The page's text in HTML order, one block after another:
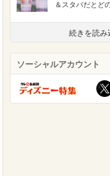
＆スタバだとど
続きを読み
ソーシャルアカウント
X